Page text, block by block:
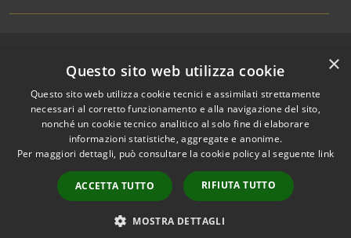
Accessibilità
Privacy
Cookie
Mappa del sito
Area riservata
amministratori comunali
Portale Dipendente
Comunicazioni Dirigenti
Copyright © 2026 • Comune di
Riccione • Powered by
Municipium•Accesso
redazione
×
Questo sito web utilizza cookie
Questo sito web utilizza cookie tecnici e assimilati strettamente
necessari al corretto funzionamento e alla navigazione del sito,
nonché un cookie tecnico analitico al solo fine di elaborare
informazioni statistiche, aggregate e anonime.
Per maggiori dettagli, può consultare la cookie policy al seguente link
ACCETTA TUTTO RIFIUTA TUTTO
MOSTRA DETTAGLI